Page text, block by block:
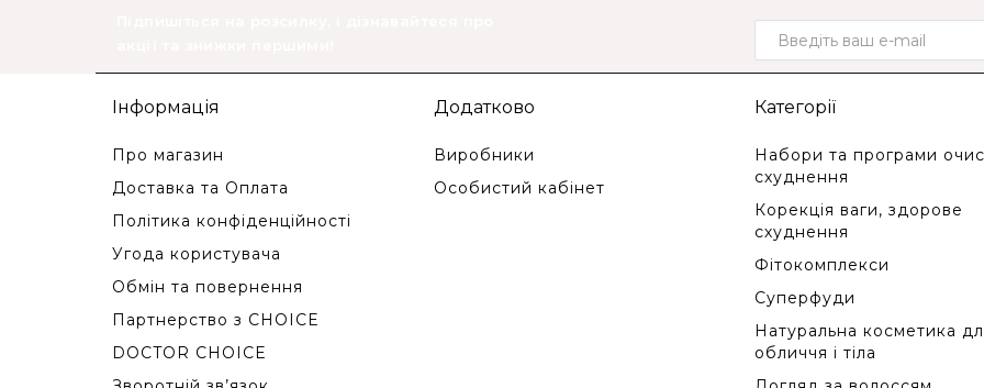
Інформація
Про магазин
Доставка та Оплата
Політика конфіденційності
Угода користувача
Обмін та повернення
Партнерство з CHOICE
DOCTOR CHOICE
Додатково
Виробники
Особистий кабінет
Категорії
Набори та програми
схуднення
Корекція ваги, здорове
схуднення
Фітокомплекси
Суперфуди
Натуральна косметика
обличчя і тіла